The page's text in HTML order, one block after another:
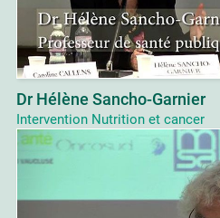
Dr Hélène Sancho-Garnier
Intervention Nutrition et cancer